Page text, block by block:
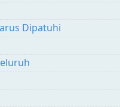
Dipatuhi